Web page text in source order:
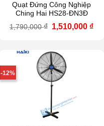
Quạt Đứng Công Nghiệp
Ching Hai HS28-ĐN3Đ
1,790,000₫ Giá
1,790,000 ₫.
1,510,000 ₫
-12%